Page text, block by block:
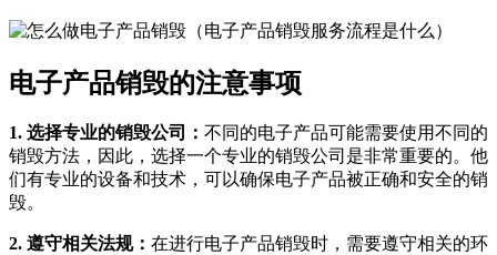
电子产品销毁的注意事项
1. 选择专业的销毁公司： 不同的电子产品可能需要使用不同的
销毁方法，因此，选择一个专业的销毁公司是非常重要的。他
们有专业的设备和技术，可以确保电子产品被正确和安全的销
毁。
2. 遵守相关法规： 在进行电子产品销毁时，需要遵守相关的环